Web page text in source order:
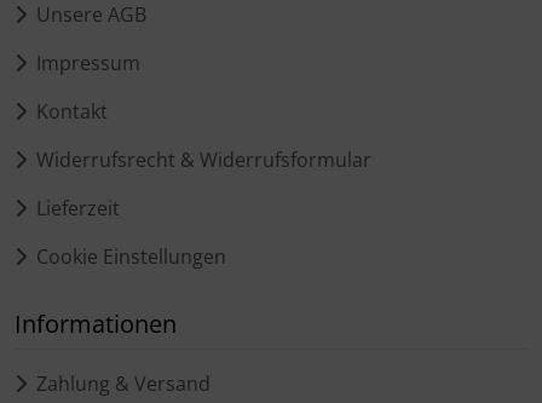
Unsere AGB
Impressum
Kontakt
Widerrufsrecht & Widerrufsformular
Lieferzeit
Cookie Einstellungen
Informationen
Zahlung & Versand